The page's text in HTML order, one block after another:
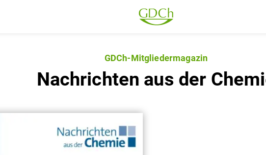
GDCh-Mitgliedermagazin
Nachrichten aus der